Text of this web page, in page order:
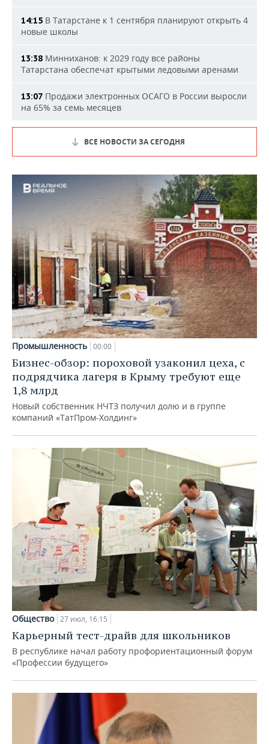
14:15 В Татарстане к 1 сентября планируют открыть 4
новые школы
13:38 Минниханов: к 2029 году все районы
Татарстана обеспечат крытыми ледовыми аренами
13:07 Продажи электронных ОСАГО в России выросли
на 65% за семь месяцев
ВСЕ НОВОСТИ ЗА СЕГОДНЯ
Промышленность 00:00
Бизнес-обзор: пороховой узаконил цеха, с
подрядчика лагеря в Крыму требуют еще
1,8 млрд
Новый собственник НЧТЗ получил долю и в группе
компаний «ТатПром-Холдинг»
Общество 27 июл, 16:15
Карьерный тест-драйв для школьников
В республике начал работу профориентационный форум
«Профессии будущего»